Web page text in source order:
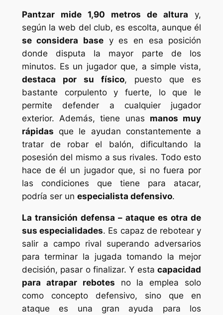
Pantzar mide 1,90 metros de altura y,
según la web del club, es escolta, aunque él
se considera base y es en esa posición
donde disputa la mayor parte de los
minutos. Es un jugador que, a simple vista,
destaca por su físico, puesto que es
bastante corpulento y fuerte, lo que le
permite defender a cualquier jugador
exterior. Además, tiene unas manos muy
rápidas que le ayudan constantemente a
tratar de robar el balón, dificultando la
posesión del mismo a sus rivales. Todo esto
hace de él un jugador que, si no fuera por
las condiciones que tiene para atacar,
podría ser un especialista defensivo.
La transición defensa – ataque es otra de
sus especialidades. Es capaz de rebotear y
salir a campo rival superando adversarios
para terminar la jugada tomando la mejor
decisión, pasar o finalizar. Y estacapacidad
para atrapar rebotes no la emplea solo
como concepto defensivo, sino que en
ataque es una gran ayuda para los